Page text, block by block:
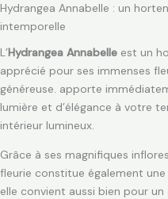
Hydrangea Annabelle : un
intemporelle
L’Hydrangea Annabelle est un
apprécié pour ses immenses
généreuse. apporte
lumière et d’élégance à votre
intérieur lumineux.
Grâce à ses magnifiques
fleurie constitue également
elle convient aussi bien pour